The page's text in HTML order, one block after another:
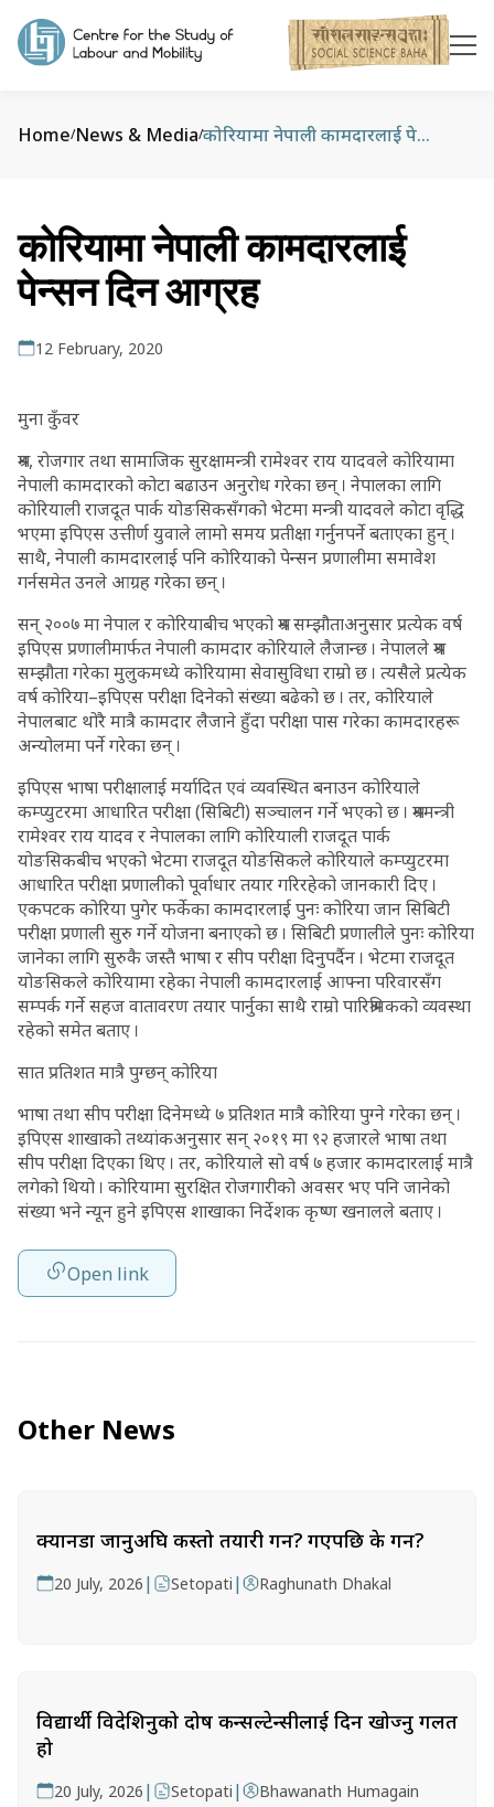
Home/News & Media/ कोरियामा नेपाली कामदारलाई पेन्सन दिन आग्रह
कोरियामा नेपाली कामदारलाई
पेन्सन दिन आग्रह
12 February, 2020
मुना कुँवर
श्रम, रोजगार तथा सामाजिक सुरक्षामन्त्री रामेश्वर राय यादवले कोरियामा
नेपाली कामदारको कोटा बढाउन अनुरोध गरेका छन् । नेपालका लागि
कोरियाली राजदूत पार्क योङसिकसँगको भेटमा मन्त्री यादवले कोटा वृद्धि
भएमा इपिएस उत्तीर्ण युवाले लामो समय प्रतीक्षा गर्नुनपर्ने बताएका हुन् ।
साथै, नेपाली कामदारलाई पनि कोरियाको पेन्सन प्रणालीमा समावेश
गर्नसमेत उनले आग्रह गरेका छन् ।
सन् २००७ मा नेपाल र कोरियाबीच भएको श्रम सम्झौताअनुसार प्रत्येक वर्ष
इपिएस प्रणालीमार्फत नेपाली कामदार कोरियाले लैजान्छ । नेपालले श्रम
सम्झौता गरेका मुलुकमध्ये कोरियामा सेवासुविधा राम्रो छ । त्यसैले प्रत्येक
वर्ष कोरिया–इपिएस परीक्षा दिनेको संख्या बढेको छ । तर, कोरियाले
नेपालबाट थोरै मात्रै कामदार लैजाने हुँदा परीक्षा पास गरेका कामदारहरू
अन्योलमा पर्ने गरेका छन् ।
इपिएस भाषा परीक्षालाई मर्यादित एवं व्यवस्थित बनाउन कोरियाले
कम्प्युटरमा आधारित परीक्षा (सिबिटी) सञ्चालन गर्ने भएको छ । श्रममन्त्री
रामेश्वर राय यादव र नेपालका लागि कोरियाली राजदूत पार्क
योङसिकबीच भएको भेटमा राजदूत योङसिकले कोरियाले कम्प्युटरमा
आधारित परीक्षा प्रणालीको पूर्वाधार तयार गरिरहेको जानकारी दिए ।
एकपटक कोरिया पुगेर फर्केका कामदारलाई पुनः कोरिया जान सिबिटी
परीक्षा प्रणाली सुरु गर्ने योजना बनाएको छ । सिबिटी प्रणालीले पुनः कोरिया
जानेका लागि सुरुकै जस्तै भाषा र सीप परीक्षा दिनुपर्दैन । भेटमा राजदूत
योङसिकले कोरियामा रहेका नेपाली कामदारलाई आफ्ना परिवारसँग
सम्पर्क गर्ने सहज वातावरण तयार पार्नुका साथै राम्रो पारिश्रमिकको व्यवस्था
रहेको समेत बताए ।
सात प्रतिशत मात्रै पुग्छन् कोरिया
भाषा तथा सीप परीक्षा दिनेमध्ये ७ प्रतिशत मात्रै कोरिया पुग्ने गरेका छन् ।
इपिएस शाखाको तथ्यांकअनुसार सन् २०१९ मा ९२ हजारले भाषा तथा
सीप परीक्षा दिएका थिए । तर, कोरियाले सो वर्ष ७ हजार कामदारलाई मात्रै
लगेको थियो । कोरियामा सुरक्षित रोजगारीको अवसर भए पनि जानेको
संख्या भने न्यून हुने इपिएस शाखाका निर्देशक कृष्ण खनालले बताए ।
Open link
Other News
क्यानडा जानुअघि कस्तो तयारी गर्ने? गएपछि के गर्ने?
20 July, 2026 | Setopati | Raghunath Dhakal
विद्यार्थी विदेशिनुको दोष कन्सल्टेन्सीलाई दिन खोज्नु गलत
हो
20 July, 2026 | Setopati | Bhawanath Humagain